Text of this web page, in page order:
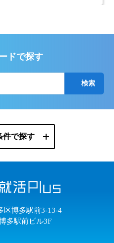
ドで探す
件で探す
区博多駅前3-13-4
多駅前ビル3F